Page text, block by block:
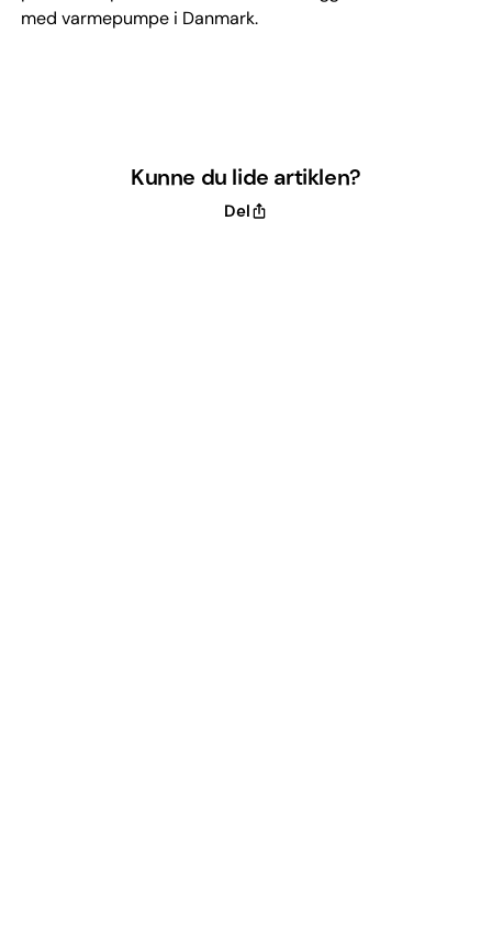
med varmepumpe i Danmark.
Kunne du lide artiklen?
Del